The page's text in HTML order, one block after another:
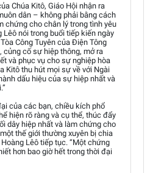
Chúa Kitô, Giáo Hội nhận ra
dân – không phải bằng cách
chứng cho chân lý trong tình yêu
Lêô nói trong buổi tiếp kiến ngày
Công Tuyên của Điện Tông
củng cố sự hiệp thông, mở ra
và phục vụ cho sự nghiệp hòa
Kitô thu hút mọi sự về với Ngài
dấu hiệu của sự hiệp nhất và
của các bạn, chiều kích phổ
hiện rõ ràng và cụ thể, thúc đẩy
dây hiệp nhất và làm chứng cho
thế giới thường xuyên bị chia
Lêô tiếp tục. “Một chứng
hơn bao giờ hết trong thời đại